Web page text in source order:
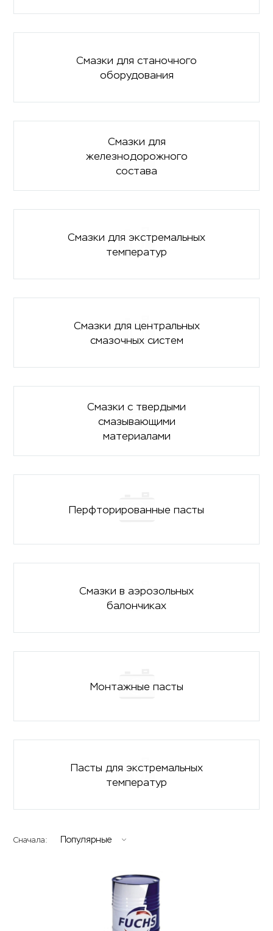
Смазки для станочного
оборудования
Смазки для
железнодорожного
состава
Смазки для экстремальных
температур
Смазки для центральных
смазочных систем
Смазки с твердыми
смазывающими
материалами
Перфторированные пасты
Смазки в аэрозольных
балончиках
Монтажные пасты
Пасты для экстремальных
температур
Сначала: Популярные